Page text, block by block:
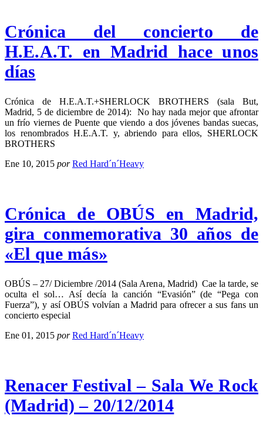
Crónica del concierto de
H.E.A.T. en Madrid hace unos
días
Crónica de H.E.A.T.+SHERLOCK BROTHERS (sala But,
Madrid, 5 de diciembre de 2014): No hay nada mejor que afrontar
un frío viernes de Puente que viendo a dos jóvenes bandas suecas,
los renombrados H.E.A.T. y, abriendo para ellos, SHERLOCK
BROTHERS
Ene 10, 2015 por Red Hard´n´Heavy
Crónica de OBÚS en Madrid,
gira conmemorativa 30 años de
«El que más»
OBÚS – 27/ Diciembre /2014 (Sala Arena, Madrid) Cae la tarde, se
oculta el sol… Así decía la canción “Evasión” (de “Pega con
Fuerza”), y así OBÚS volvían a Madrid para ofrecer a sus fans un
concierto especial
Ene 01, 2015 por Red Hard´n´Heavy
Renacer Festival – Sala We Rock
(Madrid) – 20/12/2014